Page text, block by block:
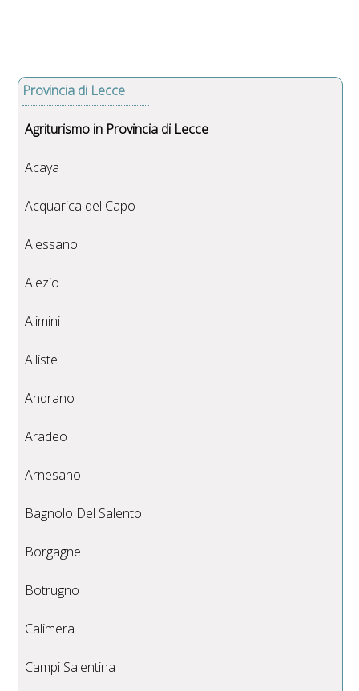
Provincia di Lecce
Agriturismo in Provincia di Lecce
Acaya
Acquarica del Capo
Alessano
Alezio
Alimini
Alliste
Andrano
Aradeo
Arnesano
Bagnolo Del Salento
Borgagne
Botrugno
Calimera
Campi Salentina